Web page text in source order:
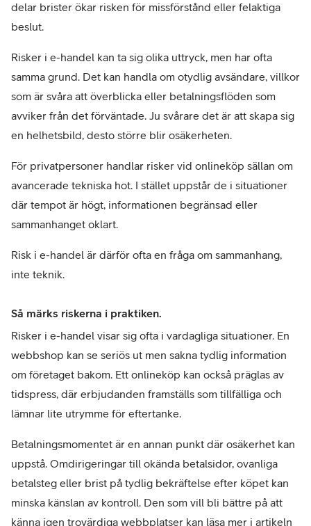
delar brister ökar risken för missförstånd eller felaktiga
beslut.
Risker i e-handel kan ta sig olika uttryck, men har ofta
samma grund. Det kan handla om otydlig avsändare, villkor
som är svåra att överblicka eller betalningsflöden som
avviker från det förväntade. Ju svårare det är att skapa sig
en helhetsbild, desto större blir osäkerheten.
För privatpersoner handlar risker vid onlineköp sällan om
avancerade tekniska hot. I stället uppstår de i situationer
där tempot är högt, informationen begränsad eller
sammanhanget oklart.
Risk i e-handel är därför ofta en fråga om sammanhang,
inte teknik.
Så märks riskerna i praktiken.
Risker i e-handel visar sig ofta i vardagliga situationer. En
webbshop kan se seriös ut men sakna tydlig information
om företaget bakom. Ett onlineköp kan också präglas av
tidspress, där erbjudanden framställs som tillfälliga och
lämnar lite utrymme för eftertanke.
Betalningsmomentet är en annan punkt där osäkerhet kan
uppstå. Omdirigeringar till okända betalsidor, ovanliga
betalsteg eller brist på tydlig bekräftelse efter köpet kan
minska känslan av kontroll. Den som vill bli bättre på att